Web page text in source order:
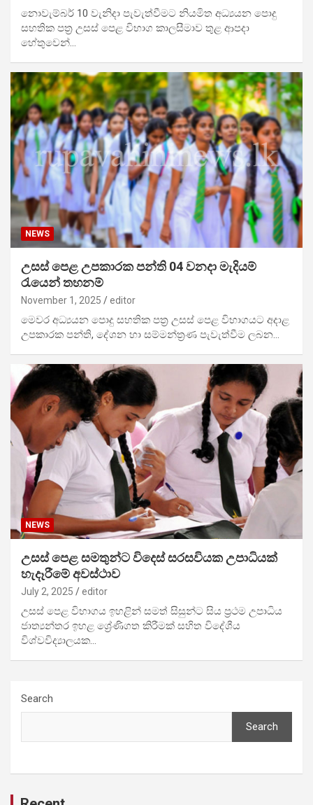
නොවැ­ම්බර් 10 වැනිදා පැවැ­ත්වී­මට නිය­මිත අධ්‍ය­යන පොදු
සහ­තික පත්‍ර උසස් පෙළ විභා­ග­ කාලසීමාව තුළ ආපදා
හේතුවෙන්…
NEWS
උසස් පෙළ උපකාරක පන්ති 04 වනදා මැදියම්
රැයෙන් තහනම්
November 1, 2025 editor
මෙවර අධ්‍යයන පොදු සහතික පත්‍ර උසස් පෙළ විභාගයට අදාළ
උපකාරක පන්ති, දේශන හා සම්මන්ත්‍රණ පැවැත්වීම ලබන…
NEWS
උසස් පෙළ සමතුන්ට විදෙස් සරසවියක උපාධියක්
හැදෑරීමේ අවස්ථාව
July 2, 2025 editor
උසස් පෙළ විභාගය ඉහළින් සමත් සිසුන්ට සිය ප්‍රථම උපාධිය
ජාත්‍යන්තර ඉහළ ශ්‍රේණිගත කිරීමක් සහිත විදේශීය
විශ්වවිද්‍යාලයක…
Search
Search